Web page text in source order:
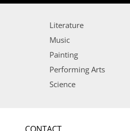
Literature
Music
Painting
Performing Arts
Science